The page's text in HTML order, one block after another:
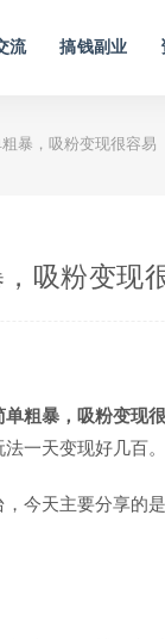
流 搞钱副业
暴，吸粉变现很容易
吸粉变现
粗暴，吸粉变现
一天变现好几百。
今天主要分享的是